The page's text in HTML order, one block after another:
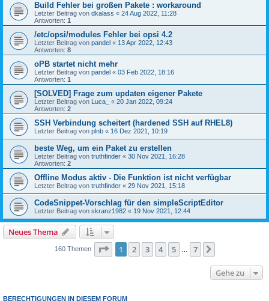
Build Fehler bei großen Pakete : workaround
Letzter Beitrag von dkalass « 24 Aug 2022, 11:28
Antworten: 1
/etc/opsi/modules Fehler bei opsi 4.2
Letzter Beitrag von pandel « 13 Apr 2022, 12:43
Antworten: 8
oPB startet nicht mehr
Letzter Beitrag von pandel « 03 Feb 2022, 18:16
Antworten: 1
[SOLVED] Frage zum updaten eigener Pakete
Letzter Beitrag von Luca_ « 20 Jan 2022, 09:24
Antworten: 2
SSH Verbindung scheitert (hardened SSH auf RHEL8)
Letzter Beitrag von plnb « 16 Dez 2021, 10:19
beste Weg, um ein Paket zu erstellen
Letzter Beitrag von truthfinder « 30 Nov 2021, 16:28
Antworten: 2
Offline Modus aktiv - Die Funktion ist nicht verfügbar
Letzter Beitrag von truthfinder « 29 Nov 2021, 15:18
CodeSnippet-Vorschlag für den simpleScriptEditor
Letzter Beitrag von skranz1982 « 19 Nov 2021, 12:44
Neues Thema
160 Themen Seite 1von
1 2 3 4 5 7
Gehe zu
BERECHTIGUNGEN IN DIESEM FORUM